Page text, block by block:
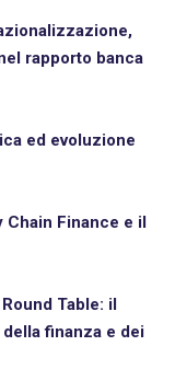
rapporto banca
ed evoluzione
Chain Finance e il
Table: il
finanza e dei